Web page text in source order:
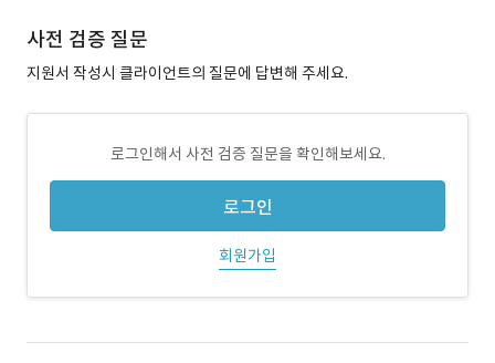
사전 검증 질문
지원서 작성시 클라이언트의 질문에 답변해 주세요.
로그인해서 사전 검증 질문을 확인해보세요.
로그인
회원가입